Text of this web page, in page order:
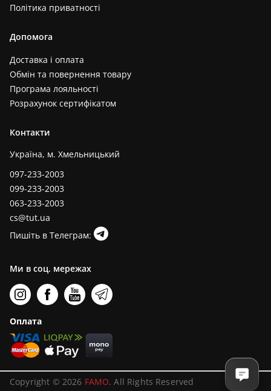
Політика приватності
Допомога
Доставка і оплата
Обмін та повернення товару
Програма лояльності
Розрахунок сертифікатом
Контакти
Україна, м. Хмельницький
097-233-2003
099-233-2003
063-233-2003
cs@tut.ua
Пишіть в Телеграм:
Ми в соц. мережах
Оплата
Copyright © 2026 FAMO. All Rights Reserved